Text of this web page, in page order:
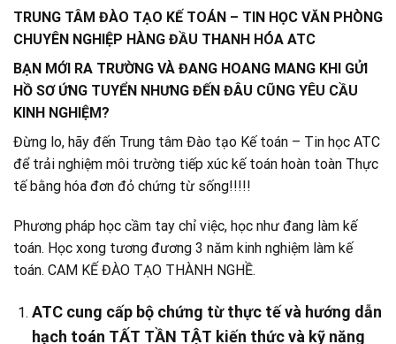
TRUNG TÂM ĐÀO TẠO KẾ TOÁN – TIN HỌC VĂN PHÒNG
CHUYÊN NGHIỆP HÀNG ĐẦU THANH HÓA ATC
BẠN MỚI RA TRƯỜNG VÀ ĐANG HOANG MANG KHI GỬI
HỒ SƠ ỨNG TUYỂN NHƯNG ĐẾN ĐÂU CŨNG YÊU CẦU
KINH NGHIỆM?
Đừng lo, hãy đến Trung tâm Đào tạo Kế toán – Tin học ATC
để trải nghiệm môi trường tiếp xúc kế toán hoàn toàn Thực
tế bằng hóa đơn đỏ chứng từ sống!!!!!
Phương pháp học cầm tay chỉ việc, học như đang làm kế
toán. Học xong tương đương 3 năm kinh nghiệm làm kế
toán. CAM KẾ ĐÀO TẠO THÀNH NGHỀ.
ATC cung cấp bộ chứng từ thực tế và hướng dẫn
hạch toán TẤT TẦN TẬT kiến thức và kỹ năng